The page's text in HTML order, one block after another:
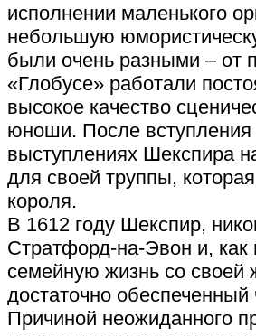
исполнении маленького
небольшую
были очень разными – от
«Глобусе» работали
высокое качество
юноши. После вступления
выступлениях Шекспира
для своей труппы,
короля.
В 1612 году Шекспир,
Стратфорд-на-Эвон и,
семейную жизнь со
достаточно
Причиной неожиданного